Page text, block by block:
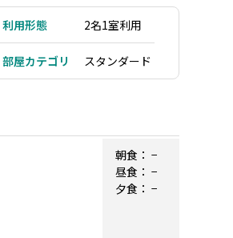
利用形態 2名1室利用
部屋カテゴリ スタンダード
朝食： −
昼食： −
夕食： −